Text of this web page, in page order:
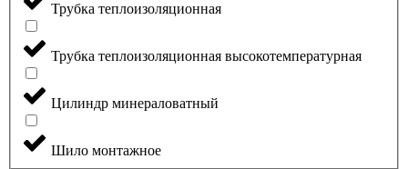
Трубка теплоизоляционная
Трубка теплоизоляционная высокотемпературная
Цилиндр минераловатный
Шило монтажное